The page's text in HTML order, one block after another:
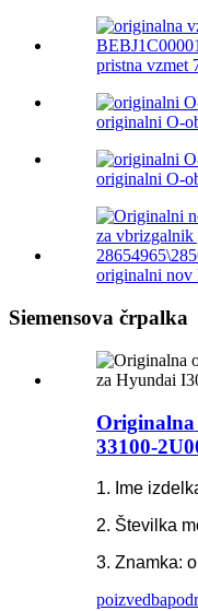
pristna vzmet
originalni O-
originalni O-
originalni nov
Siemensova črpalka
Originalna
33100-
1. Ime
2. Številka
3. Znamka:
poizvedba